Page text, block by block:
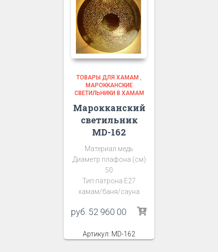
ТОВАРЫ ДЛЯ ХАМАМ
МАРОККАНСКИЕ
СВЕТИЛЬНИКИ В ХАМАМ
Марокканский
светильник
MD-162
Материал медь
Диаметр плафона (см)
50
Тип патрона Е27
хамам/баня/сауна
руб. 52 960 00
Артикул: MD-162